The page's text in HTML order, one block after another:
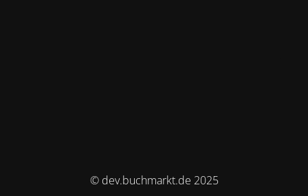
© dev.buchmarkt.de 2025